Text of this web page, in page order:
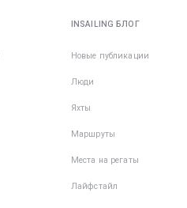
INSAILING БЛОГ
Новые публикации
Люди
Яхты
Маршруты
Места на регаты
Лайфстайл